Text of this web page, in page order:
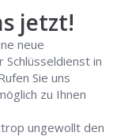
jetzt!
neue
in
Sie uns
zu Ihnen
ungewollt den